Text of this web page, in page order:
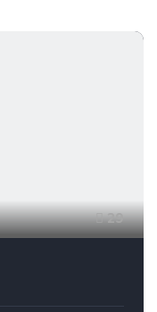
29